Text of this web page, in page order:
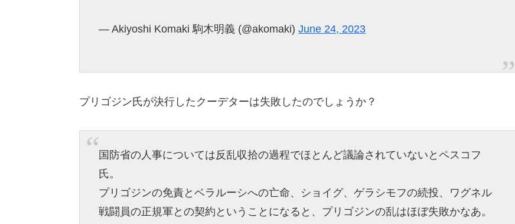
— Akiyoshi Komaki 駒木明義 (@akomaki)June 24, 2023
プリゴジン氏が決行したクーデターは失敗したのでしょうか？
国防省の人事については反乱収拾の過程でほとんど議論されていないとペスコフ
氏。
プリゴジンの免責とベラルーシへの亡命、ショイグ、ゲラシモフの続投、ワグネル
戦闘員の正規軍との契約ということになると、プリゴジンの乱はほぼ失敗かなあ。